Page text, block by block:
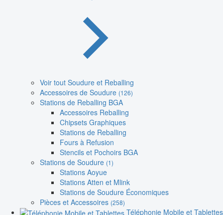
Voir tout Soudure et Reballing
Accessoires de Soudure (126)
Stations de Reballing BGA
Accessoires Reballing
Chipsets Graphiques
Stations de Reballing
Fours à Refusion
Stencils et Pochoirs BGA
Stations de Soudure (1)
Stations Aoyue
Stations Atten et Mlink
Stations de Soudure Économiques
Pièces et Accessoires (258)
Téléphonie Mobile et Tablettes